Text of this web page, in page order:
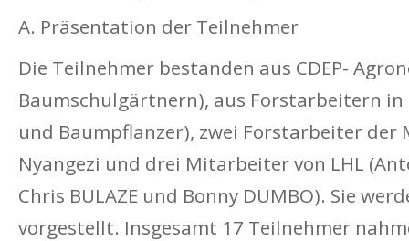
A. Präsentation der Teilnehmer
Die Teilnehmer bestanden aus CDEP-
Baumschulgärtnern), aus Forstarbeitern in
und Baumpflanzer), zwei Forstarbeiter der
Nyangezi und drei Mitarbeiter von LHL
Chris BULAZE und Bonny DUMBO). Sie
vorgestellt. Insgesamt 17 Teilnehmer